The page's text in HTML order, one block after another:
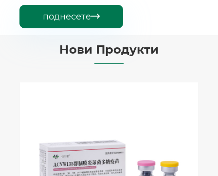
поднесете
Нови Продукти